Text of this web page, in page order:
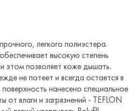
легкого полиэстера.
высокую степень
этом позволяет коже дышать.
не потеет и всегда остается в
нанесено специальное
от влаги и загрязнений - TEFLON